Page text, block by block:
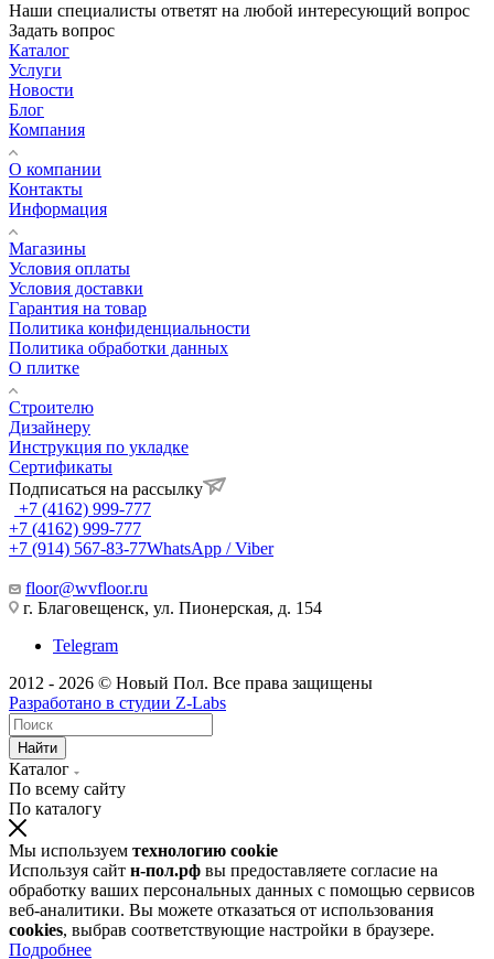
Наши специалисты ответят на любой интересующий вопрос
Задать вопрос
Каталог
Услуги
Новости
Блог
Компания
О компании
Контакты
Информация
Магазины
Условия оплаты
Условия доставки
Гарантия на товар
Политика конфиденциальности
Политика обработки данных
О плитке
Строителю
Дизайнеру
Инструкция по укладке
Сертификаты
Подписаться на рассылку
+7 (4162) 999-777
+7 (4162) 999-777
+7 (914) 567-83-77WhatsApp / Viber
floor@wvfloor.ru
г. Благовещенск, ул. Пионерская, д. 154
Telegram
2012 - 2026 © Новый Пол. Все права защищены
Разработано в студии Z-Labs
Найти
Каталог
По всему сайту
По каталогу
Мы используем технологию cookie
Используя сайт н-пол.рф вы предоставляете согласие на
обработку ваших персональных данных с помощью сервисов
веб-аналитики. Вы можете отказаться от использования
cookies, выбрав соответствующие настройки в браузере.
Подробнее